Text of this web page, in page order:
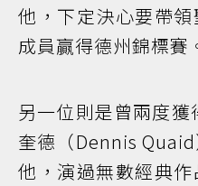
他，下定決心要帶
成員贏得德州錦標賽
另一位則是曾兩度獲
奎德（Dennis
他，演過無數經典